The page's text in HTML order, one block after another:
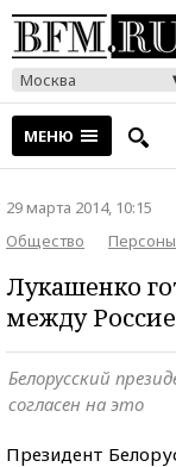
Москва
МЕНЮ
29 марта 2014, 10:15
Общество
Персоны
Лукашенко
между
Белорусский
согласен на это
Президент